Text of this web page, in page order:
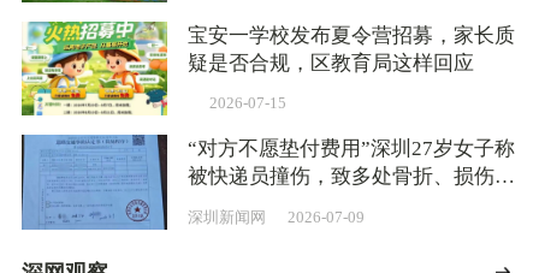
宝安一学校发布夏令营招募，家长质
疑是否合规，区教育局这样回应
2026-07-15
“对方不愿垫付费用”深圳27岁女子称
被快递员撞伤，致多处骨折、损伤，
交管局：已协调沟通
深圳新闻网 2026-07-09